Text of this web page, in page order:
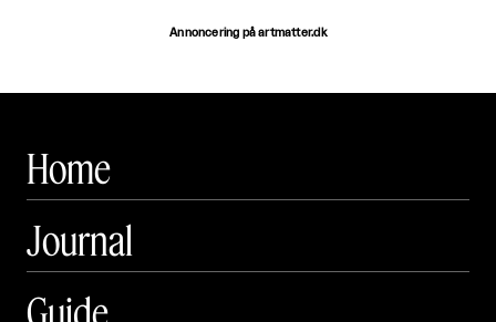
Annoncering på artmatter.dk
Home
Journal
Guide